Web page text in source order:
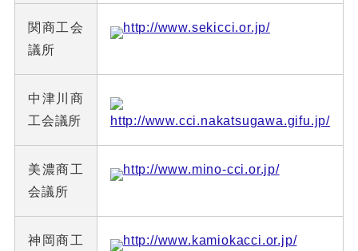
関商工会
議所
http://www.sekicci.or.jp/
中津川商
工会議所
http://www.cci.nakatsugawa.gifu.jp/
美濃商工
会議所
http://www.mino-cci.or.jp/
神岡商工 http://www.kamiokacci.or.jp/